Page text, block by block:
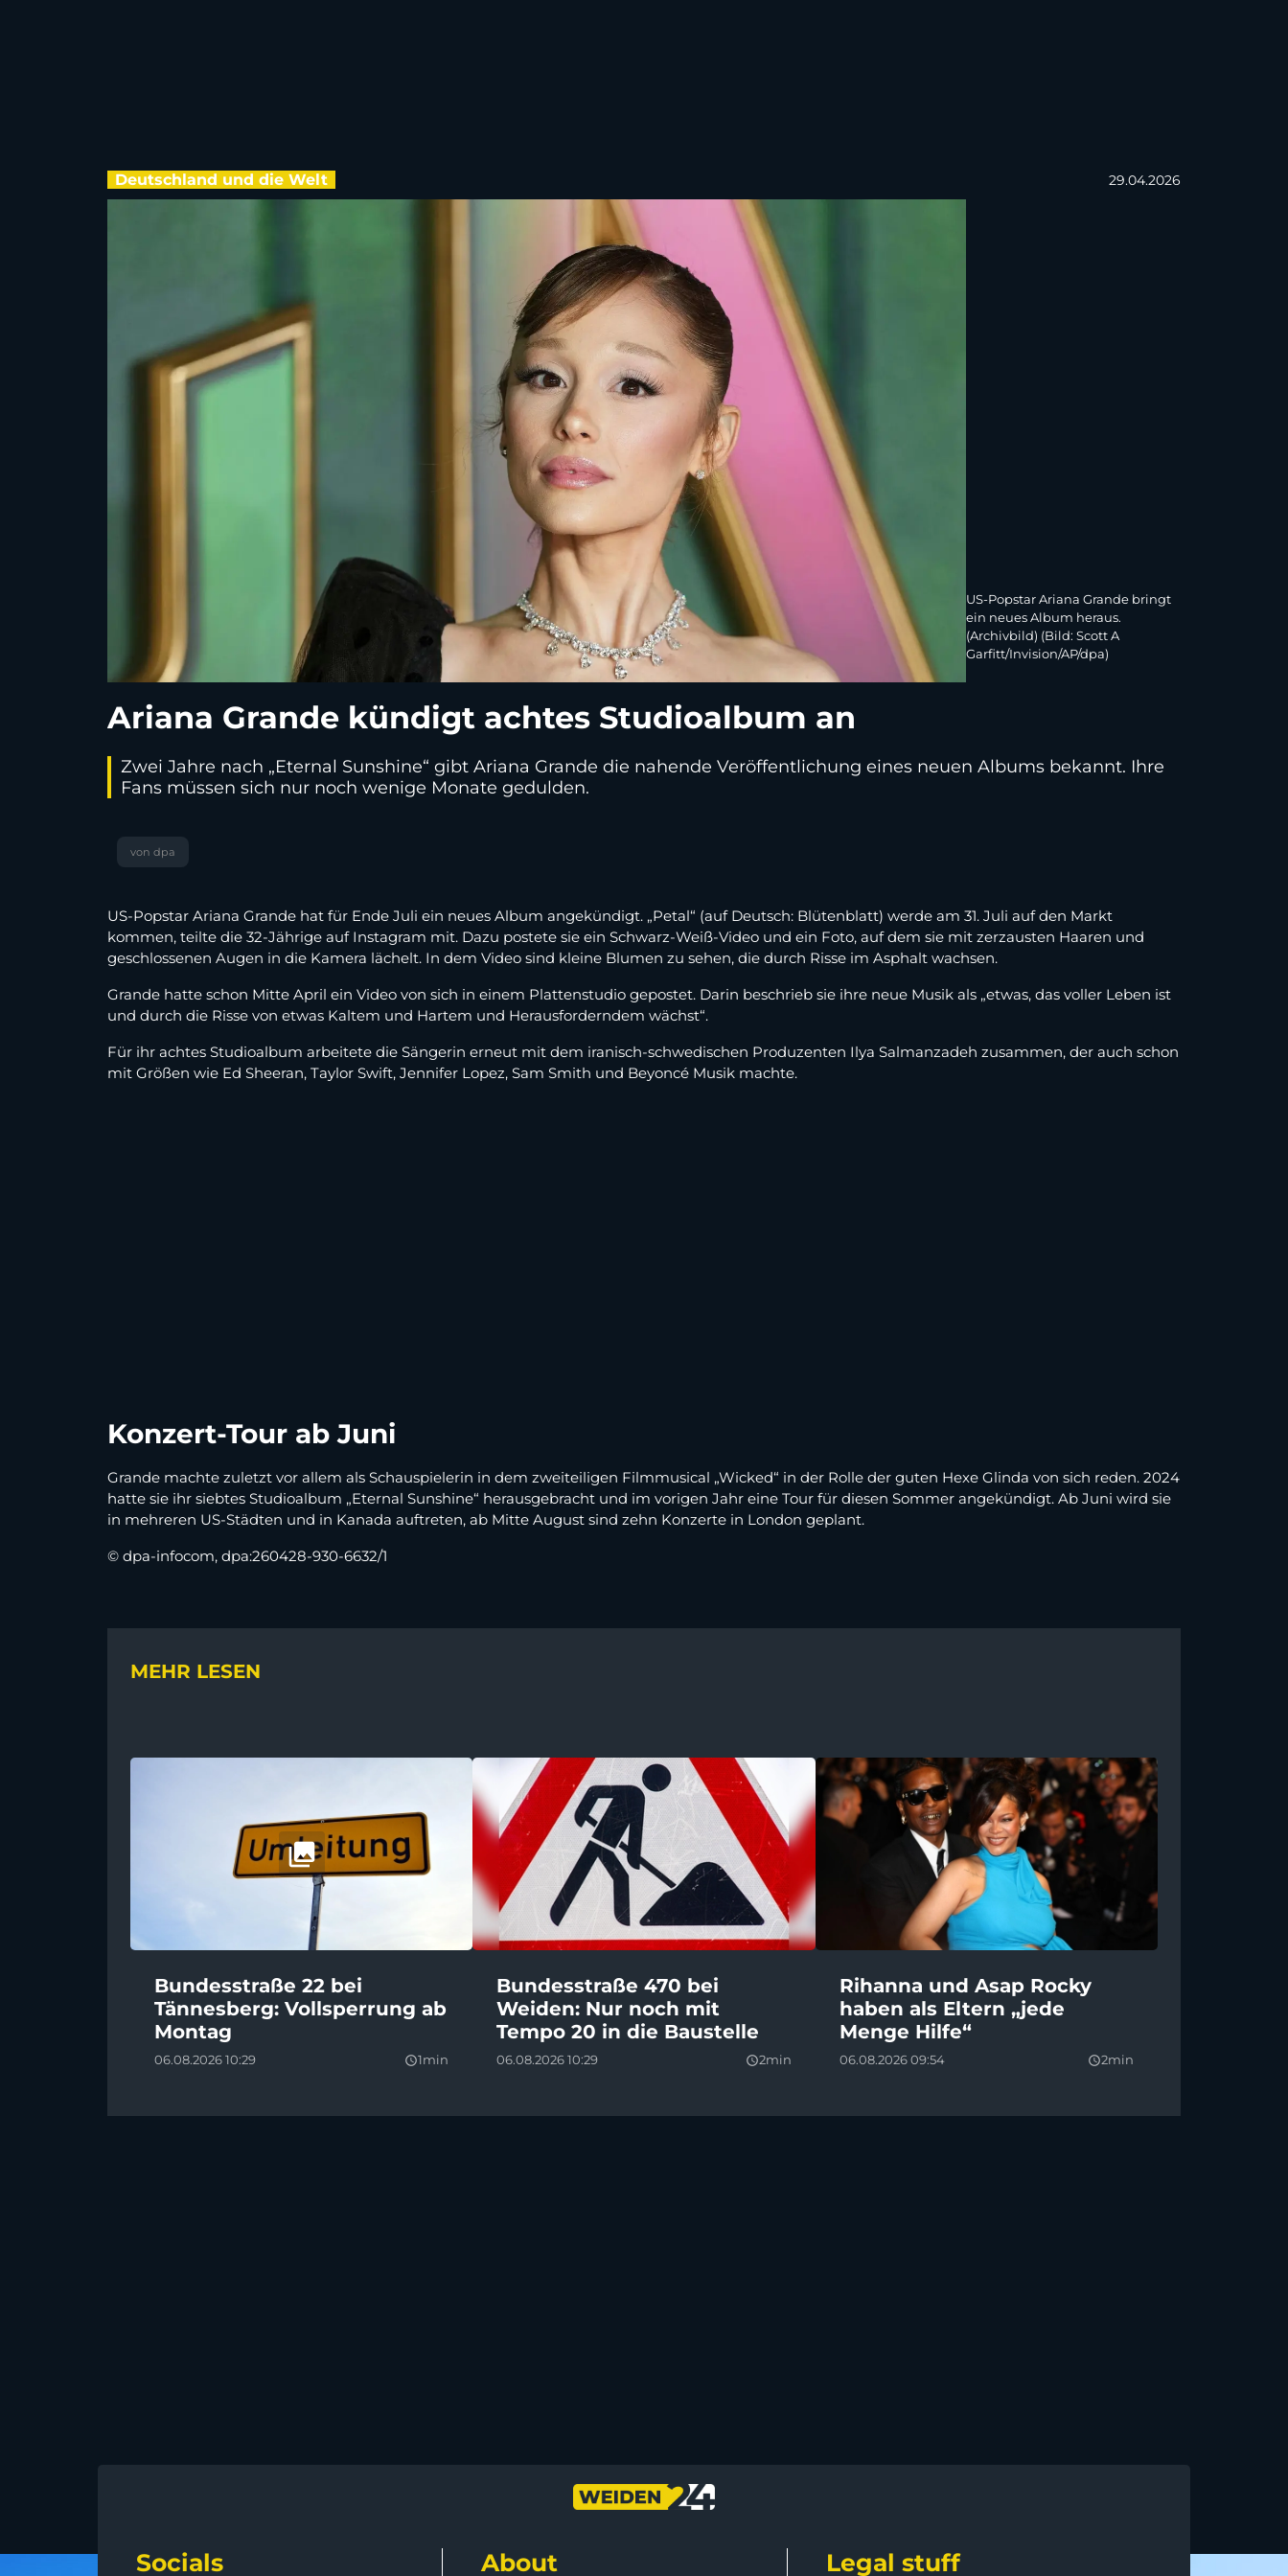
Deutschland und die Welt 29.04.2026
US-Popstar Ariana Grande bringt
ein neues Album heraus.
(Archivbild) (Bild: Scott A
Garfitt/Invision/AP/dpa)
Ariana Grande kündigt achtes Studioalbum an
Zwei Jahre nach „Eternal Sunshine“ gibt Ariana Grande die nahende Veröffentlichung eines neuen Albums bekannt. Ihre
Fans müssen sich nur noch wenige Monate gedulden.
von dpa
US-Popstar Ariana Grande hat für Ende Juli ein neues Album angekündigt. „Petal“ (auf Deutsch: Blütenblatt) werde am 31. Juli auf den Markt
kommen, teilte die 32-Jährige auf Instagram mit. Dazu postete sie ein Schwarz-Weiß-Video und ein Foto, auf dem sie mit zerzausten Haaren und
geschlossenen Augen in die Kamera lächelt. In dem Video sind kleine Blumen zu sehen, die durch Risse im Asphalt wachsen.
Grande hatte schon Mitte April ein Video von sich in einem Plattenstudio gepostet. Darin beschrieb sie ihre neue Musik als „etwas, das voller Leben ist
und durch die Risse von etwas Kaltem und Hartem und Herausforderndem wächst“.
Für ihr achtes Studioalbum arbeitete die Sängerin erneut mit dem iranisch-schwedischen Produzenten Ilya Salmanzadeh zusammen, der auch schon
mit Größen wie Ed Sheeran, Taylor Swift, Jennifer Lopez, Sam Smith und Beyoncé Musik machte.
Konzert-Tour ab Juni
Grande machte zuletzt vor allem als Schauspielerin in dem zweiteiligen Filmmusical „Wicked“ in der Rolle der guten Hexe Glinda von sich reden. 2024
hatte sie ihr siebtes Studioalbum „Eternal Sunshine“ herausgebracht und im vorigen Jahr eine Tour für diesen Sommer angekündigt. Ab Juni wird sie
in mehreren US-Städten und in Kanada auftreten, ab Mitte August sind zehn Konzerte in London geplant.
© dpa-infocom, dpa:260428-930-6632/1
MEHR LESEN
Bundesstraße 22 bei
Tännesberg: Vollsperrung ab
Montag
06.08.2026 10:29 query_builder1min
Bundesstraße 470 bei
Weiden: Nur noch mit
Tempo 20 in die Baustelle
06.08.2026 10:29 query_builder2min
Rihanna und Asap Rocky
haben als Eltern „jede
Menge Hilfe“
06.08.2026 09:54 query_builder2min
Socials About Legal stuff